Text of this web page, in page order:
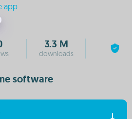
app
3.3 M
downloads
software